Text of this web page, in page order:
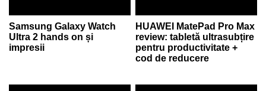
Samsung Galaxy Watch
Ultra 2 hands on și
impresii
HUAWEI MatePad Pro Max
review: tabletă ultrasubțire
pentru productivitate +
cod de reducere